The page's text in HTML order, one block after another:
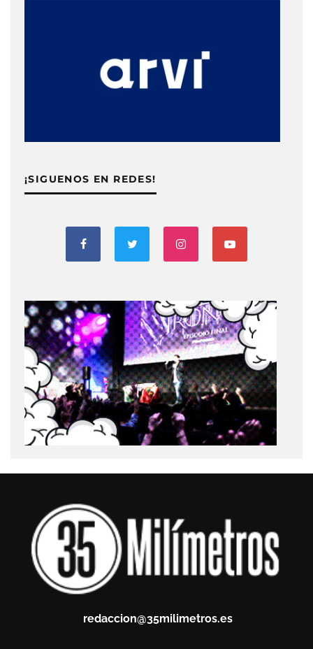
¡SIGUENOS EN REDES!
redaccion@35milimetros.es